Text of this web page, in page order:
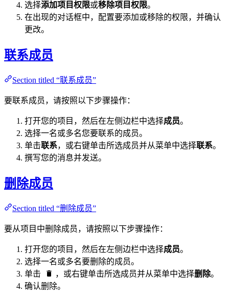
选择添加项目权限或移除项目权限。
在出现的对话框中，配置要添加或移除的权限，并确认
更改。
联系成员
Section titled “联系成员”
要联系成员，请按照以下步骤操作：
打开您的项目，然后在左侧边栏中选择成员。
选择一名或多名您要联系的成员。
单击联系，或右键单击所选成员并从菜单中选择联系。
撰写您的消息并发送。
删除成员
Section titled “删除成员”
要从项目中删除成员，请按照以下步骤操作：
打开您的项目，然后在左侧边栏中选择成员。
选择一名或多名要删除的成员。
单击
，或右键单击所选成员并从菜单中选择删除。
确认删除。